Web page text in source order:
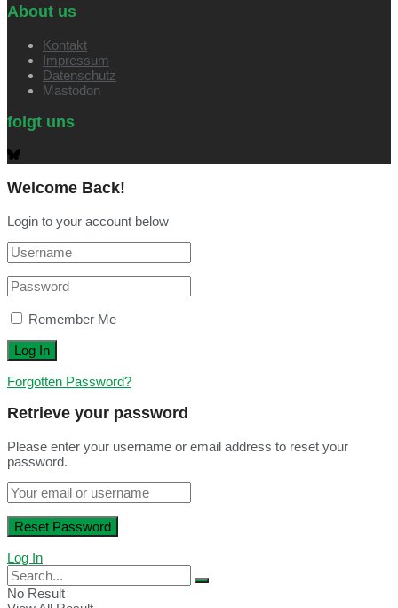
About us
Kontakt
Impressum
Datenschutz
Mastodon
folgt uns
Welcome Back!
Login to your account below
Remember Me
Forgotten Password?
Retrieve your password
Please enter your username or email address to reset your
password.
Log In
No Result